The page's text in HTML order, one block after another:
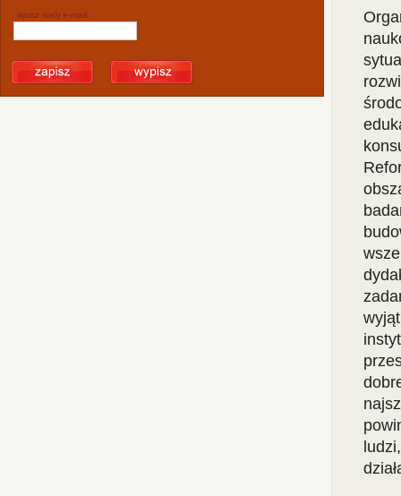
wpisz swój e-mail: